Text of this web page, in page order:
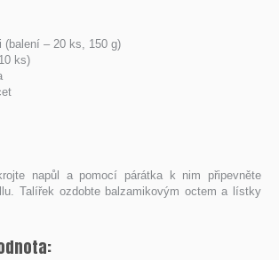
(balení – 20 ks, 150 g)
ks)
napůl a pomocí párátka k nim připevněte
Talířek ozdobte balzamikovým octem a lístky